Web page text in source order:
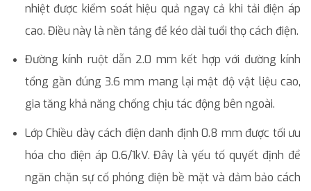
nhiệt được kiểm soát hiệu quả ngay cả khi tải điện áp
cao. Điều này là nền tảng để kéo dài tuổi thọ cách điện.
Đường kính ruột dẫn 2.0 mm kết hợp với đường kính
tổng gần đúng 3.6 mm mang lại mật độ vật liệu cao,
gia tăng khả năng chống chịu tác động bên ngoài.
Lớp Chiều dày cách điện danh định 0.8 mm được tối ưu
hóa cho điện áp 0.6/1kV. Đây là yếu tố quyết định để
ngăn chặn sự cố phóng điện bề mặt và đảm bảo cách